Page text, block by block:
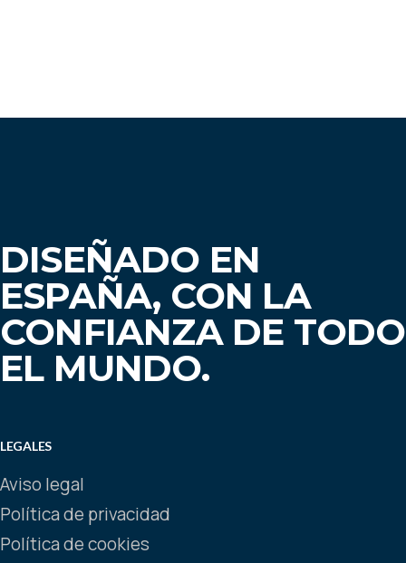
DISEÑADO EN
ESPAÑA, CON LA
CONFIANZA DE TODO
EL MUNDO.
LEGALES
Aviso legal
Política de privacidad
Política de cookies